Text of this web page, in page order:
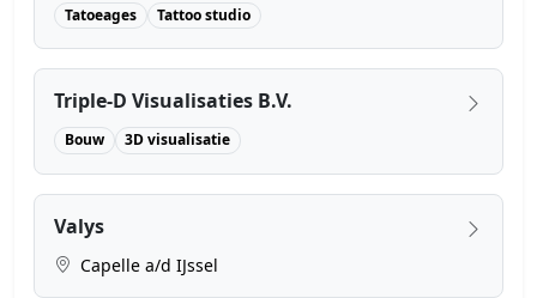
Tatoeages Tattoo studio
Triple-D Visualisaties B.V.
Bouw 3D visualisatie
Valys
Capelle a/d IJssel